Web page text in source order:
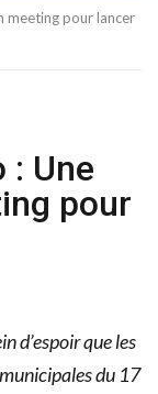
meeting pour lancer
: Une
pour
d’espoir que les
du 17